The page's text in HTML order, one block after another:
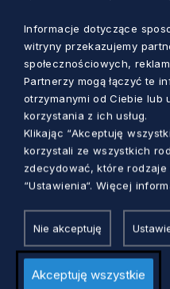
SAMORZĄD
Takiego konkursu
Zaprezentujcie
Informacje dotyczące
witryny przekazujemy
społecznościowych,
Partnerzy mogą łączyć te
otrzymanymi od Ciebie lub
korzystania z ich usług.
Klikając “Akceptuję
korzystali ze wszystkich
zdecydować, które
“Ustawienia“. Więcej
Nie akceptuję
Akceptuję wszystkie